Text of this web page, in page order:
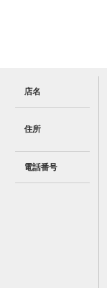
店名
住所
電話番号